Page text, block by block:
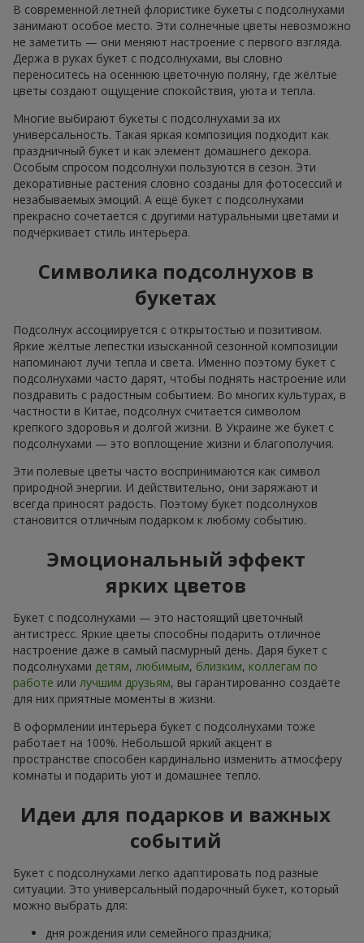
В современной летней флористике букеты с подсолнухами
занимают особое место. Эти солнечные цветы невозможно
не заметить — они меняют настроение с первого взгляда.
Держа в руках букет с подсолнухами, вы словно
переноситесь на осеннюю цветочную поляну, где жёлтые
цветы создают ощущение спокойствия, уюта и тепла.
Многие выбирают букеты с подсолнухами за их
универсальность. Такая яркая композиция подходит как
праздничный букет и как элемент домашнего декора.
Особым спросом подсолнухи пользуются в сезон. Эти
декоративные растения словно созданы для фотосессий и
незабываемых эмоций. А ещё букет с подсолнухами
прекрасно сочетается с другими натуральными цветами и
подчёркивает стиль интерьера.
Символика подсолнухов в
букетах
Подсолнух ассоциируется с открытостью и позитивом.
Яркие жёлтые лепестки изысканной сезонной композиции
напоминают лучи тепла и света. Именно поэтому букет с
подсолнухами часто дарят, чтобы поднять настроение или
поздравить с радостным событием. Во многих культурах, в
частности в Китае, подсолнух считается символом
крепкого здоровья и долгой жизни. В Украине же букет с
подсолнухами — это воплощение жизни и благополучия.
Эти полевые цветы часто воспринимаются как символ
природной энергии. И действительно, они заряжают и
всегда приносят радость. Поэтому букет подсолнухов
становится отличным подарком к любому событию.
Эмоциональный эффект
ярких цветов
Букет с подсолнухами — это настоящий цветочный
антистресс. Яркие цветы способны подарить отличное
настроение даже в самый пасмурный день. Даря букет с
подсолнухами детям, любимым, близким, коллегам по
работе или лучшим друзьям, вы гарантированно создаёте
для них приятные моменты в жизни.
В оформлении интерьера букет с подсолнухами тоже
работает на 100%. Небольшой яркий акцент в
пространстве способен кардинально изменить атмосферу
комнаты и подарить уют и домашнее тепло.
Идеи для подарков и важных
событий
Букет с подсолнухами легко адаптировать под разные
ситуации. Это универсальный подарочный букет, который
можно выбрать для:
дня рождения или семейного праздника;